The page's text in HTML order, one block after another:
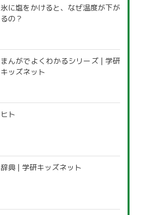
氷に塩をかけると、なぜ温度が下が
るの？
まんがでよくわかるシリーズ | 学研
キッズネット
ヒト
辞典 | 学研キッズネット